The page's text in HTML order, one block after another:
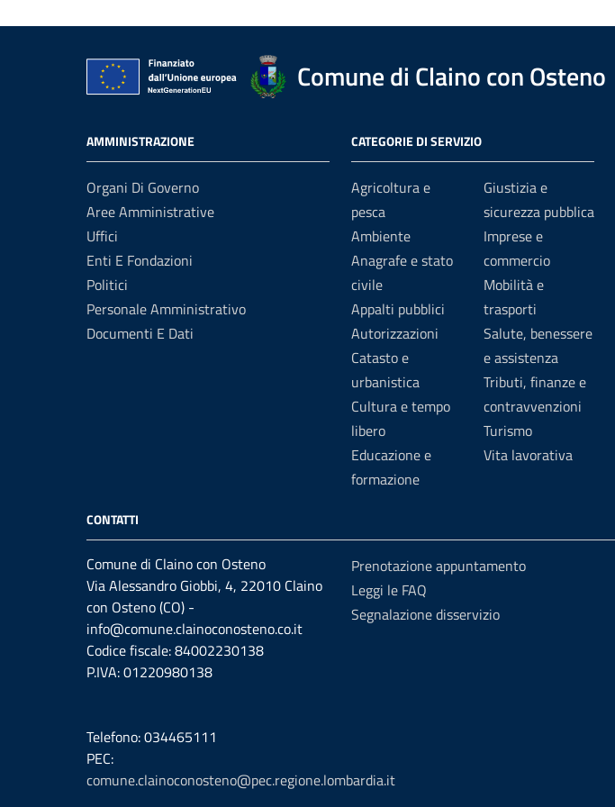
Comune di Claino con Osteno
AMMINISTRAZIONE
Organi Di Governo
Aree Amministrative
Uffici
Enti E Fondazioni
Politici
Personale Amministrativo
Documenti E Dati
CATEGORIE DI SERVIZIO
Agricoltura e
pesca
Ambiente
Anagrafe e stato
civile
Appalti pubblici
Autorizzazioni
Catasto e
urbanistica
Cultura e tempo
libero
Educazione e
formazione
Giustizia e
sicurezza pubblica
Imprese e
commercio
Mobilità e
trasporti
Salute, benessere
e assistenza
Tributi, finanze e
contravvenzioni
Turismo
Vita lavorativa
CONTATTI
Comune di Claino con Osteno
Via Alessandro Giobbi, 4, 22010 Claino
con Osteno (CO) -
info@comune.clainoconosteno.co.it
Codice fiscale: 84002230138
P.IVA: 01220980138
Telefono: 034465111
PEC:
comune.clainoconosteno@pec.regione.lombardia.it
Prenotazione appuntamento
Leggi le FAQ
Segnalazione disservizio